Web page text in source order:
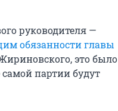
руководителя —
обязанности главы
это было
партии будут